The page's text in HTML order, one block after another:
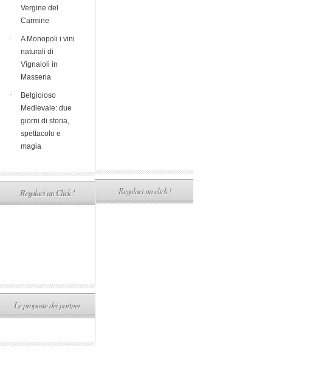
Vergine del
Carmine
A Monopoli i vini
naturali di
Vignaioli in
Masseria
Belgioioso
Medievale: due
giorni di storia,
spettacolo e
magia
Regalaci un Click !
Le proposte dei partner
Regalaci un click !